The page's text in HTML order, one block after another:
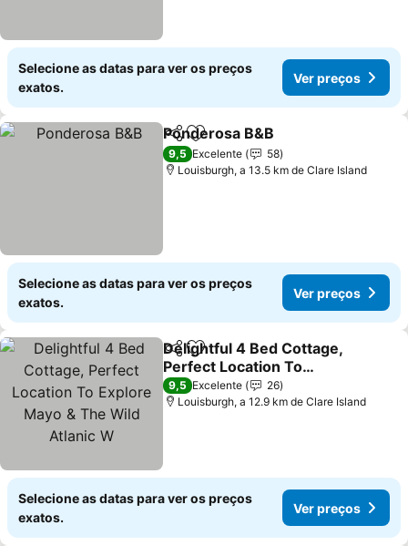
Selecione as datas para ver os preços
exatos.
Ver preços
PartilharAdicionar aos favoritos
Ponderosa B&B
9,5 Excelente
58
Louisburgh, a 13.5 km de Clare Island
Selecione as datas para ver os preços
exatos.
Ver preços
PartilharAdicionar aos favoritos
Delightful 4 Bed Cottage,
Perfect Location To
Explore Mayo & The Wild
Atlanic W
Ver preços
9,5 Excelente
26
Louisburgh, a 12.9 km de Clare Island
Selecione as datas para ver os preços
exatos.
Ver preços